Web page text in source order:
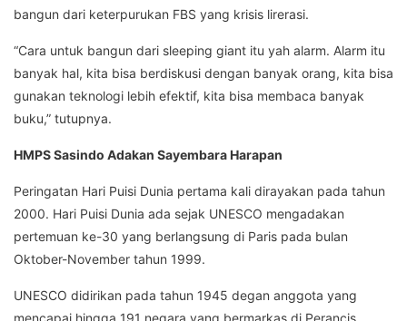
bangun dari keterpurukan FBS yang krisis lirerasi.
“Cara untuk bangun dari sleeping giant itu yah alarm. Alarm itu
banyak hal, kita bisa berdiskusi dengan banyak orang, kita bisa
gunakan teknologi lebih efektif, kita bisa membaca banyak
buku,” tutupnya.
HMPS Sasindo Adakan Sayembara Harapan
Peringatan Hari Puisi Dunia pertama kali dirayakan pada tahun
2000. Hari Puisi Dunia ada sejak UNESCO mengadakan
pertemuan ke-30 yang berlangsung di Paris pada bulan
Oktober-November tahun 1999.
UNESCO didirikan pada tahun 1945 degan anggota yang
mencapai hingga 191 negara yang bermarkas di Perancis.